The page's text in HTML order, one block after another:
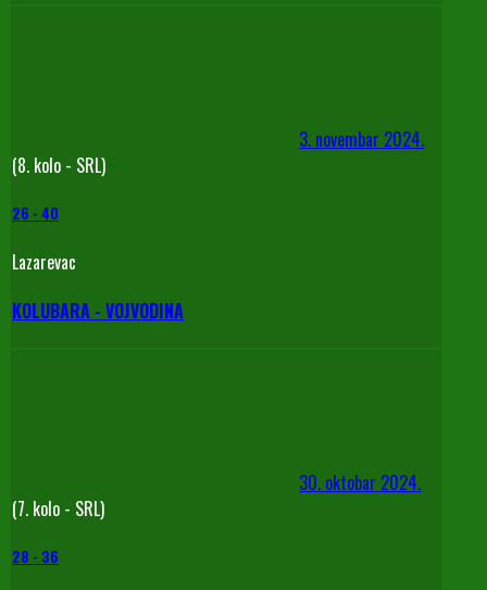
3. novembar 2024.
(8. kolo - SRL)
26 - 40
Lazarevac
KOLUBARA - VOJVODINA
30. oktobar 2024.
(7. kolo - SRL)
28 - 36